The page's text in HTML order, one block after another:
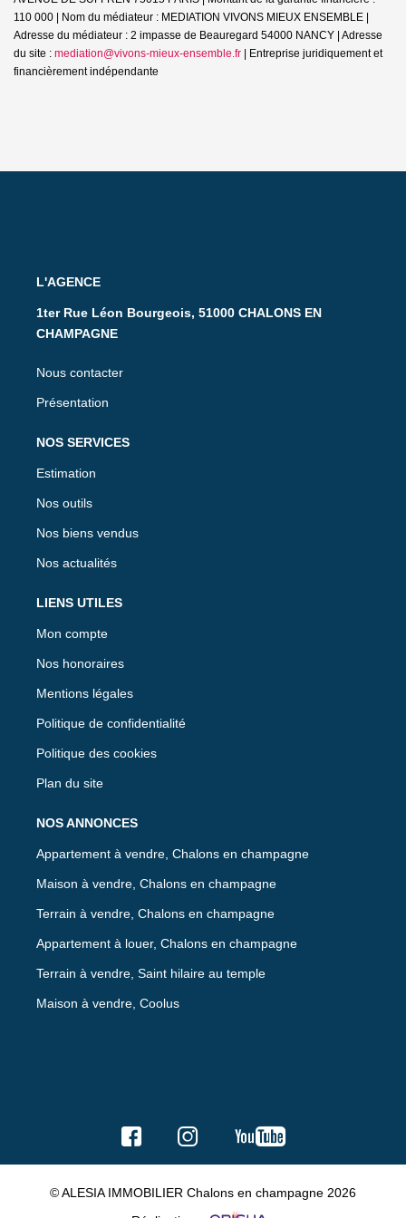
110 000 | Nom du médiateur : MEDIATION VIVONS MIEUX ENSEMBLE |
Adresse du médiateur : 2 impasse de Beauregard 54000 NANCY | Adresse
du site : mediation@vivons-mieux-ensemble.fr | Entreprise juridiquement et
financièrement indépendante
L'AGENCE
1ter Rue Léon Bourgeois, 51000 CHALONS EN
CHAMPAGNE
Nous contacter
Présentation
NOS SERVICES
Estimation
Nos outils
Nos biens vendus
Nos actualités
LIENS UTILES
Mon compte
Nos honoraires
Mentions légales
Politique de confidentialité
Politique des cookies
Plan du site
NOS ANNONCES
Appartement à vendre, Chalons en champagne
Maison à vendre, Chalons en champagne
Terrain à vendre, Chalons en champagne
Appartement à louer, Chalons en champagne
Terrain à vendre, Saint hilaire au temple
Maison à vendre, Coolus
© ALESIA IMMOBILIER Chalons en champagne 2026